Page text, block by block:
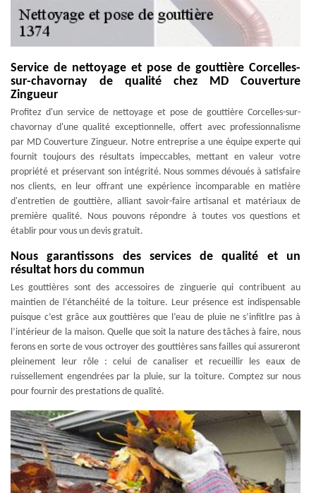
Service de nettoyage et pose de gouttière Corcelles-
sur-chavornay de qualité chez MD Couverture
Zingueur
Profitez d'un service de nettoyage et pose de gouttière Corcelles-sur-
chavornay d'une qualité exceptionnelle, offert avec professionnalisme
par MD Couverture Zingueur. Notre entreprise a une équipe experte qui
fournit toujours des résultats impeccables, mettant en valeur votre
propriété et préservant son intégrité. Nous sommes dévoués à satisfaire
nos clients, en leur offrant une expérience incomparable en matière
d'entretien de gouttière, alliant savoir-faire artisanal et matériaux de
première qualité. Nous pouvons répondre à toutes vos questions et
établir pour vous un devis gratuit.
Nous garantissons des services de qualité et un
résultat hors du commun
Les gouttières sont des accessoires de zinguerie qui contribuent au
maintien de l’étanchéité de la toiture. Leur présence est indispensable
puisque c’est grâce aux gouttières que l’eau de pluie ne s’infitlre pas à
l’intérieur de la maison. Quelle que soit la nature des tâches à faire, nous
ferons en sorte de vous octroyer des gouttières sans failles qui assureront
pleinement leur rôle : celui de canaliser et recueillir les eaux de
ruissellement engendrées par la pluie, sur la toiture. Comptez sur nous
pour fournir des prestations de qualité.